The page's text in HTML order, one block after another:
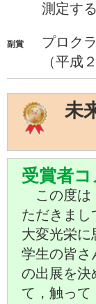
測定す
副賞
プロク
（平成
未
受賞者コ
この度は
ただきまし
大変光栄に
学生の皆さ
の出展を決
て，触って